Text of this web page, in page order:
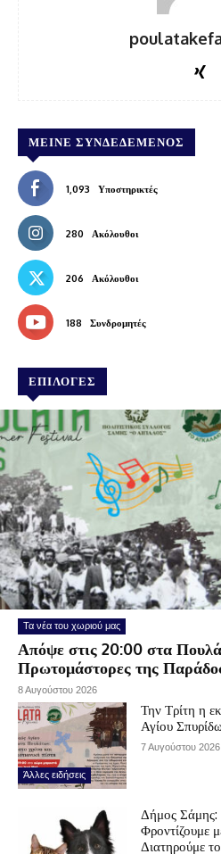
ΜΕΊΝΕ ΣΥΝΔΕΔΕΜΈΝΟΣ
1,093 Υποστηρικτές
280 Ακόλουθοι
206 Ακόλουθοι
188 Συνδρομητές
ΕΠΙΛΟΓΕΣ
Τα νέα του χωριού μας
Απόψε στις 20:00 στα
Πρωτομάστορες της
8 Αυγούστου 2026
Άλλες ειδήσεις
Την Τρίτη η
Αγίου
7 Αυγούστου 2026
Δήμος Σάμης:
Φροντίζουμε
Διατηρούμε